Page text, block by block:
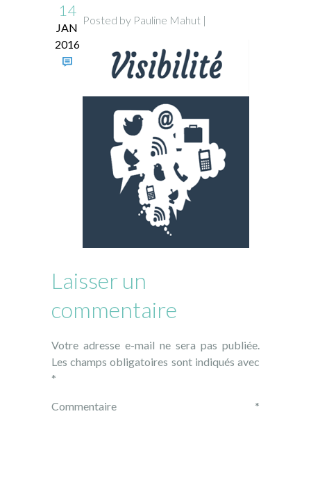
14
JAN
2016
Posted by Pauline Mahut |
Laisser un
commentaire
Votre adresse e-mail ne sera pas publiée.
Les champs obligatoires sont indiqués avec
*
Commentaire *